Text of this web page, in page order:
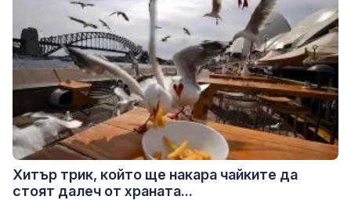
Хитър трик, който ще накара чайките да
стоят далеч от храната...